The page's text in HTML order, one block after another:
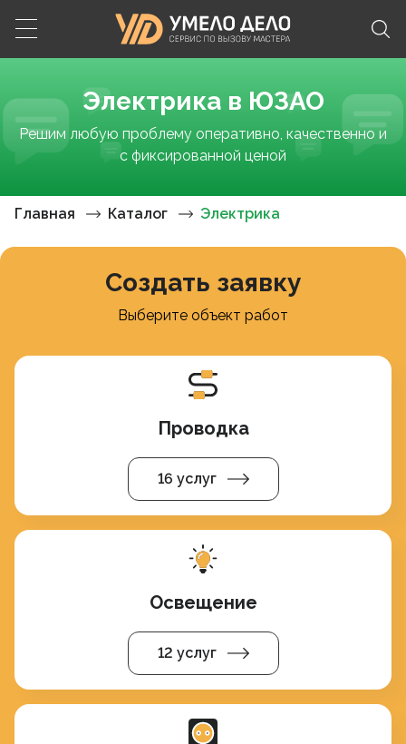
Электрика в ЮЗАО
Решим любую проблему оперативно, качественно и
с фиксированной ценой
Главная Каталог Электрика
Создать заявку
Выберите объект работ
Проводка
16 услуг
Освещение
12 услуг